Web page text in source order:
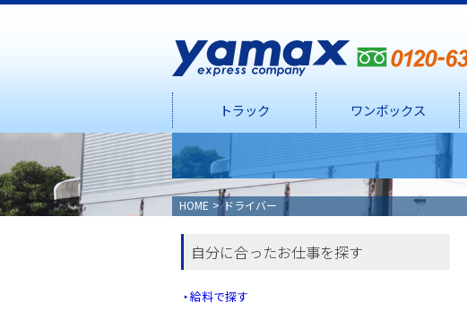
トラック ワンボックス
HOME ドライバー
自分に合ったお仕事を探す
給料で探す